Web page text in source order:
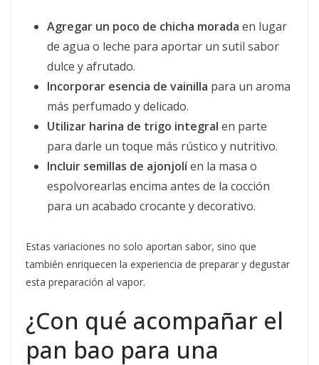
Agregar un poco de chicha morada en lugar
de agua o leche para aportar un sutil sabor
dulce y afrutado.
Incorporar esencia de vainilla para un aroma
más perfumado y delicado.
Utilizar harina de trigo integral en parte
para darle un toque más rústico y nutritivo.
Incluir semillas de ajonjolíen la masa o
espolvorearlas encima antes de la cocción
para un acabado crocante y decorativo.
Estas variaciones no solo aportan sabor, sino que
también enriquecen la experiencia de preparar y degustar
esta preparación al vapor.
¿Con qué acompañar el
pan bao para una